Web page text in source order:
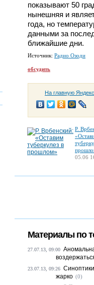
показывают 50
нынешняя и
года, но
данными за
ближайшие дни.
Источник: Радио Озоди
обсудить
На главную
Р.
05.06
Материалы по
27.07.13, 09:00
23.07.13, 09:26
жарко (0)